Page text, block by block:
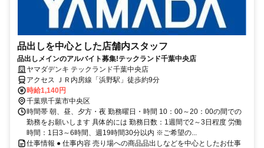
品出しを中心とした店舗内スタッフ
品出しメインのアルバイト募集!テックランド千葉中央店
ヤマダデンキ テックランド千葉中央店
アクセス ＪＲ内房線「浜野駅」徒歩約9分
時給1,140円
千葉県千葉市中央区
時間帯 朝、昼、夕方・夜 勤務曜日・時間 10：00～20：00の間での
勤務をお願いします 具体的には 勤務日数：1週間で2～3日程度 労働
時間：1日3～6時間、週19時間30分以内 ※ご希望の...
仕事情報 ● 仕事内容 売り場への商品品出しなどを中心としたお仕事